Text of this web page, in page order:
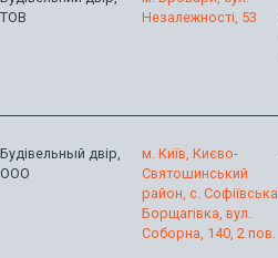
ТОВ
Незалежності, 53
Будівельный двір,
ООО
м. Київ, Києво-
Святошинський
район, с. Софіївська
Борщагівка, вул.
Соборна, 140, 2 пов.